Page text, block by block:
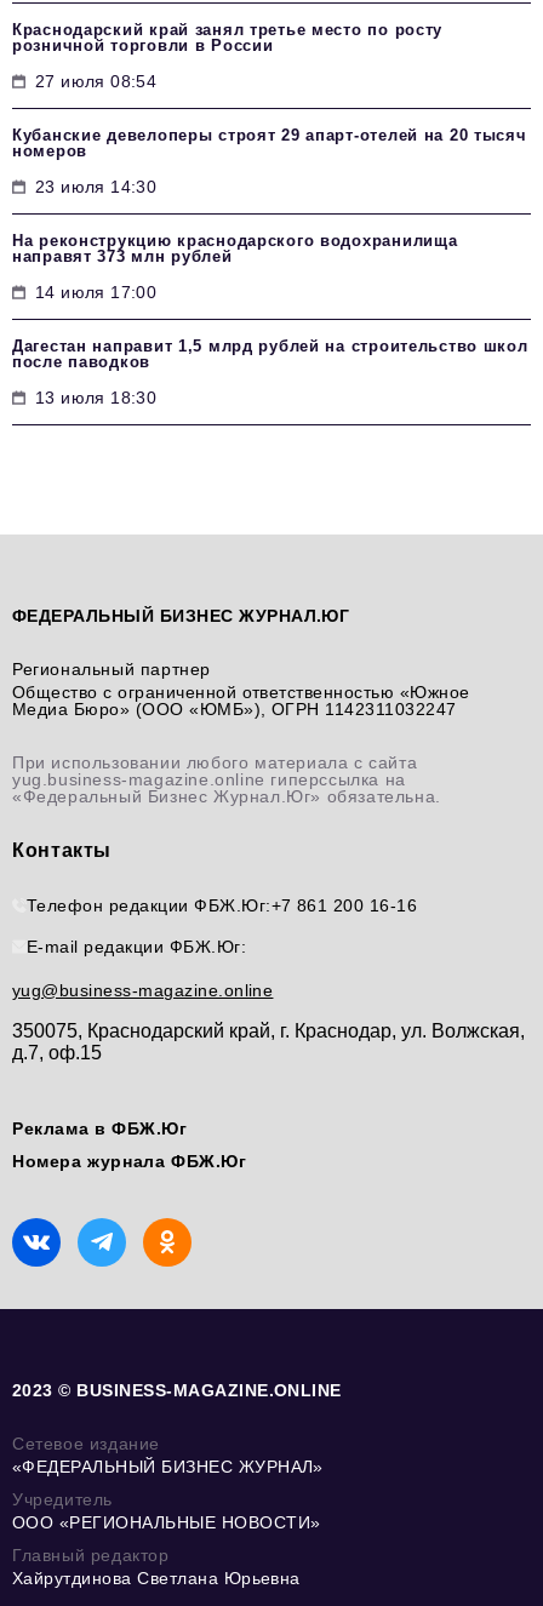
Краснодарский край занял третье место по росту
розничной торговли в России
27 июля 08:54
Кубанские девелоперы строят 29 апарт-отелей на 20 тысяч
номеров
23 июля 14:30
На реконструкцию краснодарского водохранилища
направят 373 млн рублей
14 июля 17:00
Дагестан направит 1,5 млрд рублей на строительство школ
после паводков
13 июля 18:30
ФЕДЕРАЛЬНЫЙ БИЗНЕС ЖУРНАЛ.ЮГ
Региональный партнер
Общество с ограниченной ответственностью «Южное
Медиа Бюро» (ООО «ЮМБ»), ОГРН 1142311032247
При использовании любого материала с сайта
yug.business-magazine.online гиперссылка на
«Федеральный Бизнес Журнал.Юг» обязательна.
Контакты
Телефон редакции ФБЖ.Юг:+7 861 200 16-16
E-mail редакции ФБЖ.Юг:
yug@business-magazine.online
350075, Краснодарский край, г. Краснодар, ул. Волжская,
д.7, оф.15
Реклама в ФБЖ.Юг
Номера журнала ФБЖ.Юг
2023 © BUSINESS-MAGAZINE.ONLINE
Сетевое издание
«ФЕДЕРАЛЬНЫЙ БИЗНЕС ЖУРНАЛ»
Учредитель
ООО «РЕГИОНАЛЬНЫЕ НОВОСТИ»
Главный редактор
Хайрутдинова Светлана Юрьевна